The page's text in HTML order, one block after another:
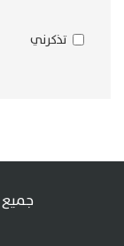
تذكرني